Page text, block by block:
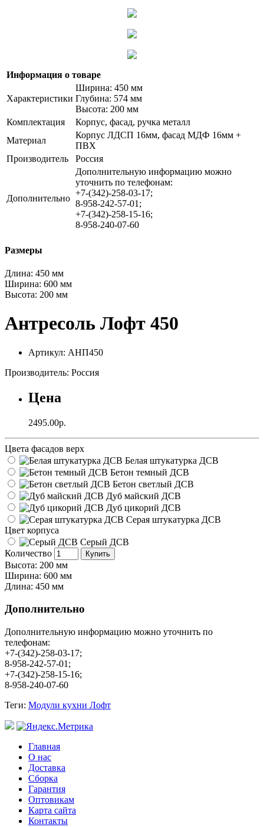
Информация о товаре
Характеристики
Ширина: 450 мм
Глубина: 574 мм
Высота: 200 мм
Комплектация
Корпус, фасад, ручка металл
Материал
Корпус ЛДСП 16мм, фасад МДФ 16мм +
ПВХ
Производитель
Россия
Дополнительно
Дополнительную информацию можно
уточнить по телефонам:
+7-(342)-258-03-17;
8-958-242-57-01;
+7-(342)-258-15-16;
8-958-240-07-60
Размеры
Длина: 450 мм
Ширина: 600 мм
Высота: 200 мм
Антресоль Лофт 450
Артикул: АНП450
Производитель: Россия
Цена
2495.00р.
Цвета фасадов верх
Белая штукатурка ДСВ
Бетон темный ДСВ
Бетон светлый ДСВ
Дуб майский ДСВ
Дуб цикорий ДСВ
Серая штукатурка ДСВ
Цвет корпуса
Серый ДСВ
Количество
Купить
Высота: 200 мм
Ширина: 600 мм
Длина: 450 мм
Дополнительно
Дополнительную информацию можно уточнить по
телефонам:
+7-(342)-258-03-17;
8-958-242-57-01;
+7-(342)-258-15-16;
8-958-240-07-60
Теги: Модули кухни Лофт
Главная
О нас
Доставка
Сборка
Гарантия
Оптовикам
Карта сайта
Контакты